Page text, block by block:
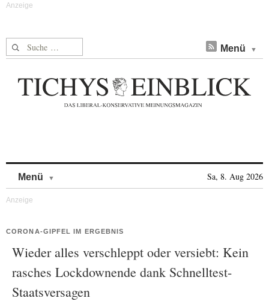
Suche nach: Menü
Menü Sa, 8. Aug 2026
CORONA-GIPFEL IM ERGEBNIS
Wieder alles verschleppt oder versiebt: Kein
rasches Lockdownende dank Schnelltest-
Staatsversagen